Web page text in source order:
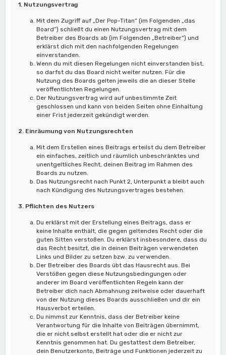
1. Nutzungsvertrag
Mit dem Zugriff auf „Der Pop-Titan“ (im Folgenden „das
Board“) schließt du einen Nutzungsvertrag mit dem
Betreiber des Boards ab (im Folgenden „Betreiber“) und
erklärst dich mit den nachfolgenden Regelungen
einverstanden.
Wenn du mit diesen Regelungen nicht einverstanden bist,
so darfst du das Board nicht weiter nutzen. Für die
Nutzung des Boards gelten jeweils die an dieser Stelle
veröffentlichten Regelungen.
Der Nutzungsvertrag wird auf unbestimmte Zeit
geschlossen und kann von beiden Seiten ohne Einhaltung
einer Frist jederzeit gekündigt werden.
2. Einräumung von Nutzungsrechten
Mit dem Erstellen eines Beitrags erteilst du dem Betreiber
ein einfaches, zeitlich und räumlich unbeschränktes und
unentgeltliches Recht, deinen Beitrag im Rahmen des
Boards zu nutzen.
Das Nutzungsrecht nach Punkt 2, Unterpunkt a bleibt auch
nach Kündigung des Nutzungsvertrages bestehen.
3. Pflichten des Nutzers
Du erklärst mit der Erstellung eines Beitrags, dass er
keine Inhalte enthält, die gegen geltendes Recht oder die
guten Sitten verstoßen. Du erklärst insbesondere, dass du
das Recht besitzt, die in deinen Beiträgen verwendeten
Links und Bilder zu setzen bzw. zu verwenden.
Der Betreiber des Boards übt das Hausrecht aus. Bei
Verstößen gegen diese Nutzungsbedingungen oder
anderer im Board veröffentlichten Regeln kann der
Betreiber dich nach Abmahnung zeitweise oder dauerhaft
von der Nutzung dieses Boards ausschließen und dir ein
Hausverbot erteilen.
Du nimmst zur Kenntnis, dass der Betreiber keine
Verantwortung für die Inhalte von Beiträgen übernimmt,
die er nicht selbst erstellt hat oder die er nicht zur
Kenntnis genommen hat. Du gestattest dem Betreiber,
dein Benutzerkonto, Beiträge und Funktionen jederzeit zu